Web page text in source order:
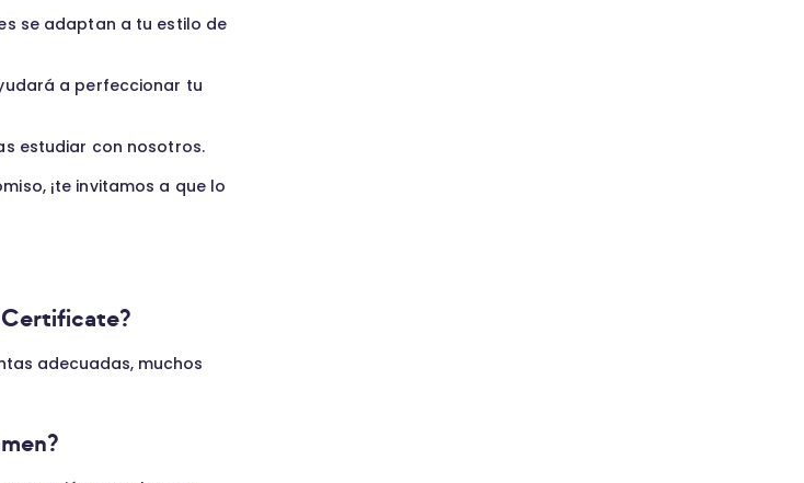
se adaptan a tu estilo de
a perfeccionar tu
estudiar con nosotros.
¡te invitamos a que lo
adecuadas, muchos